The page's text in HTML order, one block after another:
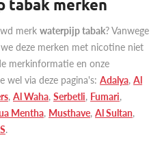
tabak merken
merk waterpijp tabak? Vanwege
deze merken met nicotine niet
merkinformatie en onze
wel via deze pagina's: Adalya, Al
, Al Waha, Serbetli, Fumari,
Mentha, Musthave, Al Sultan,
.